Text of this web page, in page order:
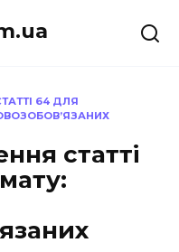
64 ДЛЯ
статті